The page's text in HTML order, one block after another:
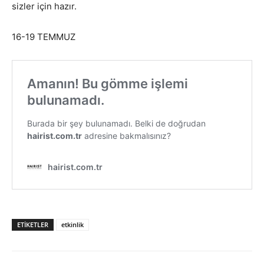
sizler için hazır.
16-19 TEMMUZ
ETIKETLER etkinlik